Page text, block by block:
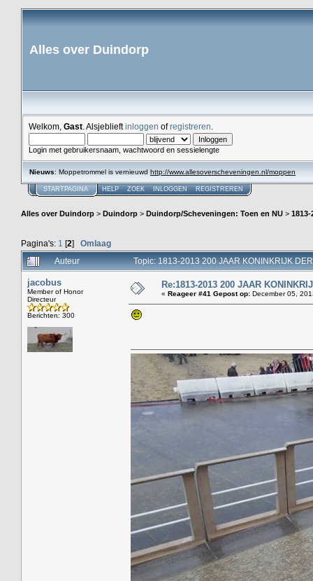
Alles over Duindorp
Welkom, Gast . Alsjeblieftinloggen ofregistreren
Login met gebruikersnaam, wachtwoord en sessielengte
Nieuws: Moppetrommel is vernieuwd http://www.allesoverscheveningen.nl/moppen
STARTPAGINA HELP ZOEK INLOGGEN REGISTREREN
Alles over Duindorp > Duindorp > Duindorp/Scheveningen: Toen en NU > 1813-
Pagina's: 1 [2] Omlaag
Auteur
Topic: 1813-2013 200 JAAR KONINKRIJK
jacobus
Member of Honor
Directeur
Berichten: 300
Re:1813-2013 200 JAAR
« Reageer #41 Gepost op: December 05,